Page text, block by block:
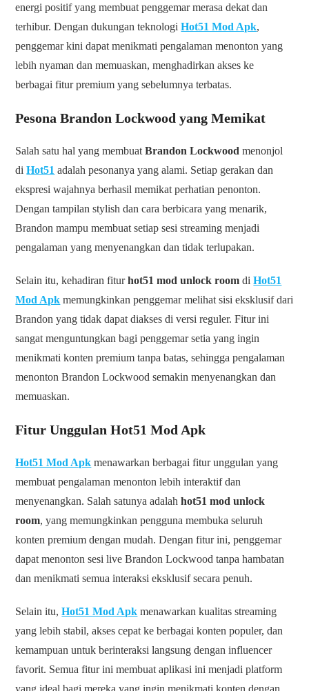
energi positif yang membuat penggemar merasa dekat dan
terhibur. Dengan dukungan teknologiHot51 Mod Apk,
penggemar kini dapat menikmati pengalaman menonton yang
lebih nyaman dan memuaskan, menghadirkan akses ke
berbagai fitur premium yang sebelumnya terbatas.
Pesona Brandon Lockwood yang Memikat
Salah satu hal yang membuatBrandon Lockwood menonjol
diHot51 adalah pesonanya yang alami. Setiap gerakan dan
ekspresi wajahnya berhasil memikat perhatian penonton.
Dengan tampilan stylish dan cara berbicara yang menarik,
Brandon mampu membuat setiap sesi streaming menjadi
pengalaman yang menyenangkan dan tidak terlupakan.
Selain itu, kehadiran fiturhot51 mod unlock room diHot51
Mod Apk memungkinkan penggemar melihat sisi eksklusif dari
Brandon yang tidak dapat diakses di versi reguler. Fitur ini
sangat menguntungkan bagi penggemar setia yang ingin
menikmati konten premium tanpa batas, sehingga pengalaman
menonton Brandon Lockwood semakin menyenangkan dan
memuaskan.
Fitur Unggulan Hot51 Mod Apk
Hot51 Mod Apk menawarkan berbagai fitur unggulan yang
membuat pengalaman menonton lebih interaktif dan
menyenangkan. Salah satunya adalahhot51 mod unlock
room, yang memungkinkan pengguna membuka seluruh
konten premium dengan mudah. Dengan fitur ini, penggemar
dapat menonton sesi live Brandon Lockwood tanpa hambatan
dan menikmati semua interaksi eksklusif secara penuh.
Selain itu,Hot51 Mod Apk menawarkan kualitas streaming
yang lebih stabil, akses cepat ke berbagai konten populer, dan
kemampuan untuk berinteraksi langsung dengan influencer
favorit. Semua fitur ini membuat aplikasi ini menjadi platform
yang ideal bagi mereka yang ingin menikmati konten dengan